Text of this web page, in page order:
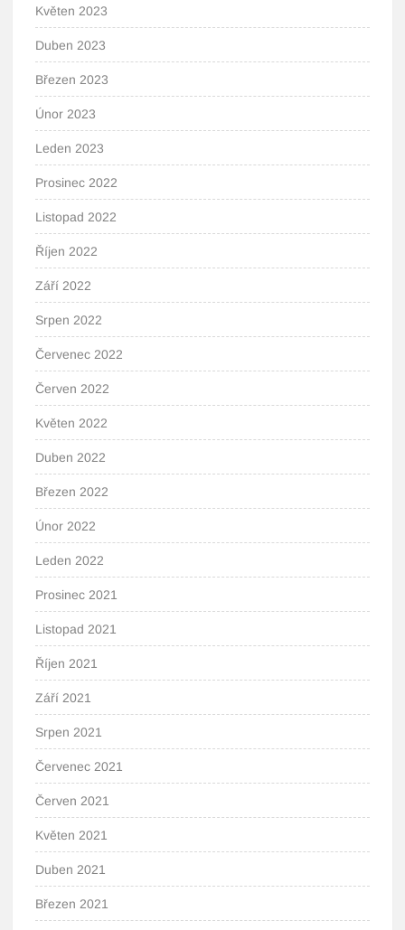
Květen 2023
Duben 2023
Březen 2023
Únor 2023
Leden 2023
Prosinec 2022
Listopad 2022
Říjen 2022
Září 2022
Srpen 2022
Červenec 2022
Červen 2022
Květen 2022
Duben 2022
Březen 2022
Únor 2022
Leden 2022
Prosinec 2021
Listopad 2021
Říjen 2021
Září 2021
Srpen 2021
Červenec 2021
Červen 2021
Květen 2021
Duben 2021
Březen 2021